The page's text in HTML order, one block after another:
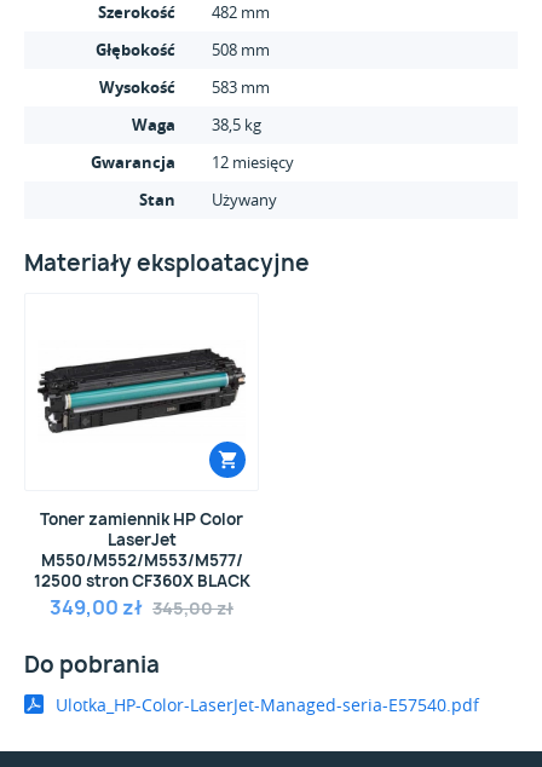
Szerokość
482 mm
Głębokość
508 mm
Wysokość
583 mm
Waga
38,5 kg
Gwarancja
12 miesięcy
Stan
Używany
Materiały eksploatacyjne
Toner zamiennik HP Color
LaserJet
M550/M552/M553/M577/
12500 stron CF360X BLACK
349,00 zł 345,00 zł
Do pobrania
Ulotka_HP-Color-LaserJet-Managed-seria-E57540.pdf